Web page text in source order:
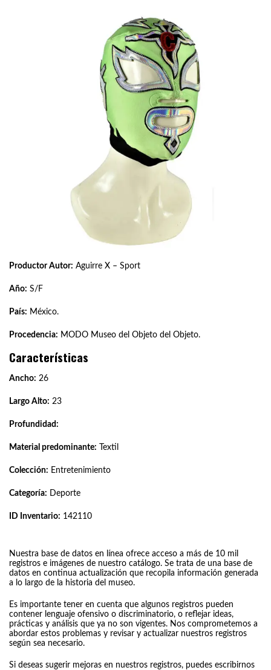
Productor Autor: Aguirre X – Sport
Año: S/F
País: México.
Procedencia: MODO Museo del Objeto del Objeto.
Características
Ancho: 26
Largo Alto: 23
Profundidad:
Material predominante: Textil
Colección: Entretenimiento
Categoría: Deporte
ID Inventario: 142110
Nuestra base de datos en línea ofrece acceso a más de 10 mil
registros e imágenes de nuestro catálogo. Se trata de una base de
datos en continua actualización que recopila información generada
a lo largo de la historia del museo.
Es importante tener en cuenta que algunos registros pueden
contener lenguaje ofensivo o discriminatorio, o reflejar ideas,
prácticas y análisis que ya no son vigentes. Nos comprometemos a
abordar estos problemas y revisar y actualizar nuestros registros
según sea necesario.
Si deseas sugerir mejoras en nuestros registros, puedes escribirnos